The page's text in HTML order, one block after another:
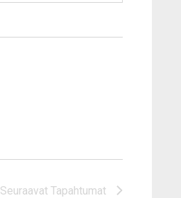
Seuraavat Tapahtumat